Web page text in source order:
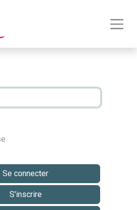
Se connecter
S'inscrire